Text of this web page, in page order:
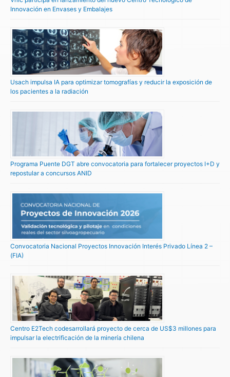
Innovación en Envases y Embalajes
Usach impulsa IA para optimizar tomografías y reducir la exposición de
los pacientes a la radiación
Programa Puente DGT abre convocatoria para fortalecer proyectos I+D y
repostular a concursos ANID
Convocatoria Nacional Proyectos Innovación Interés Privado Línea 2 –
(FIA)
Centro E2Tech codesarrollará proyecto de cerca de US$3 millones para
impulsar la electrificación de la minería chilena